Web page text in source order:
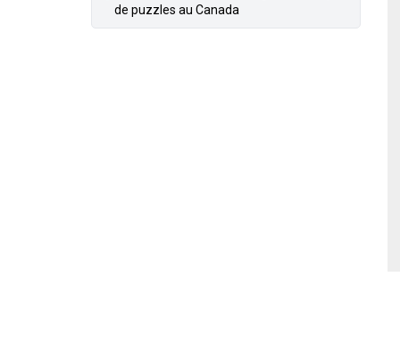
de puzzles au Canada